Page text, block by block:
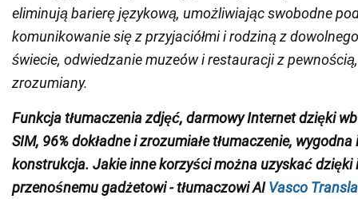
eliminują barierę językową, umożliwiając swobodne
komunikowanie się z przyjaciółmi i rodziną z
świecie, odwiedzanie muzeów i restauracji z
zrozumiany.
Funkcja tłumaczenia zdjęć, darmowy Internet dzięki
SIM, 96% dokładne i zrozumiałe tłumaczenie,
konstrukcja. Jakie inne korzyści można uzyskać dzięki
przenośnemu gadżetowi - tłumaczowi AIVasco